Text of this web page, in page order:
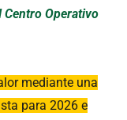
Operativo
mediante una
para 2026 e